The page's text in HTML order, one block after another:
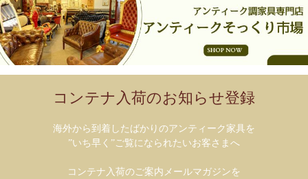
コンテナ入荷のお知らせ登録
海外から到着したばかりのアンティーク家具を
”いち早く”ご覧になられたいお客さまへ
コンテナ入荷のご案内メールマガジンを